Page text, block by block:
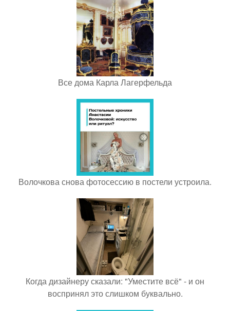
Все дома Карла Лагерфельда
Волочкова снова фотосессию в постели устроила.
Когда дизайнеру сказали: "Уместите всё" - и он
воспринял это слишком буквально.